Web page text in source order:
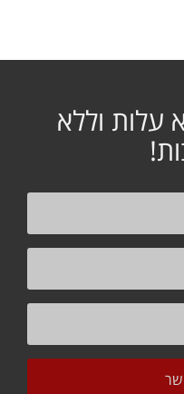
עלות וללא